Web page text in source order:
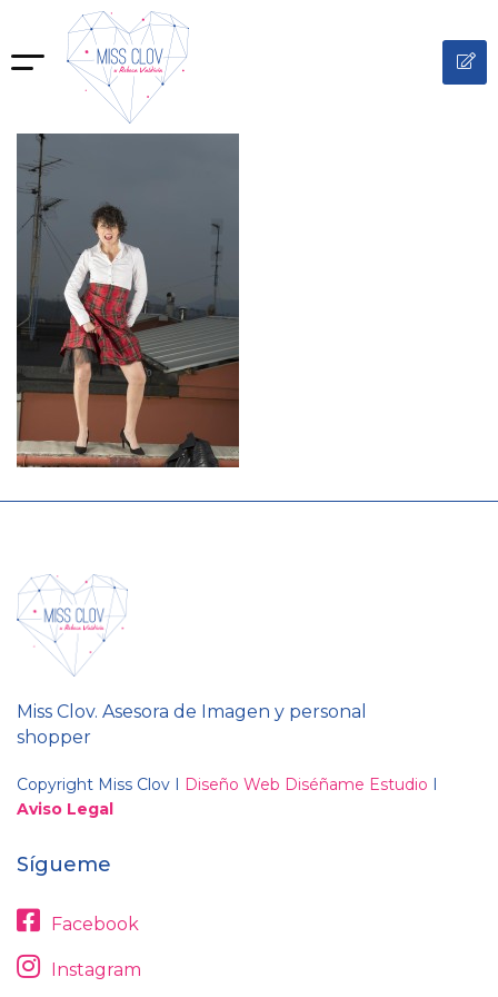
Miss Clov. Asesora de Imagen y personal
shopper
Copyright Miss Clov I Diseño Web Diséñame Estudio I
Aviso Legal
Sígueme
Facebook
Instagram